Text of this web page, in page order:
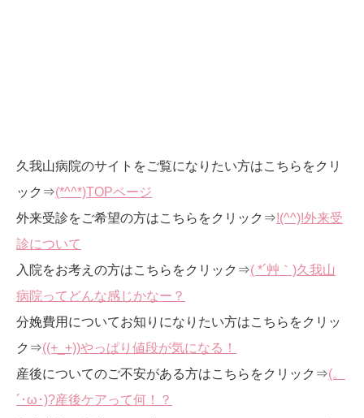
久我山病院のサイトをご覧になりたい方はこちらをクリ
ック⇒(*^^*)TOPページ
外来受診をご希望の方はこちらをクリック⇒!(^^)!外来受
診について
入院をお考えの方はこちらをクリック⇒( *´艸｀)久我山
病院ってどんな感じかなー？
分娩費用についてお知りになりたい方はこちらをクリッ
ク⇒((+_+))やっぱり値段が気になる！
産後についてのご不安がある方はこちらをクリック⇒(。
´･ω･)?産後ケアって何！？